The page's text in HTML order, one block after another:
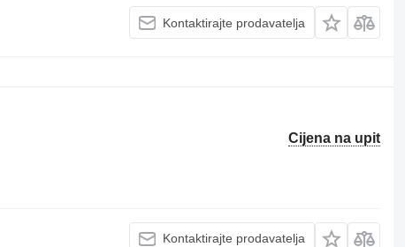
Kontaktirajte prodavatelja
Cijena na upit
Kontaktirajte prodavatelja